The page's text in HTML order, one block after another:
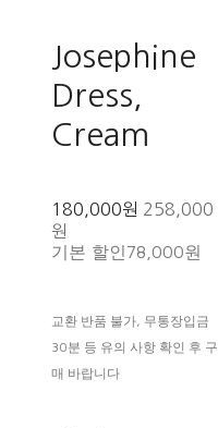
Josephine
Dress,
Cream
180,000원 258,000
원
기본 할인 78,000원
교환 반품 불가, 무통장입금
30분 등 유의 사항 확인 후 구
매 바랍니다